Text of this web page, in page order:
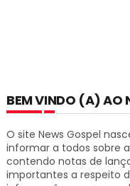
BEM VINDO (A) AO
O site News Gospel
informar a todos sobre
contendo notas de
importantes a respeito